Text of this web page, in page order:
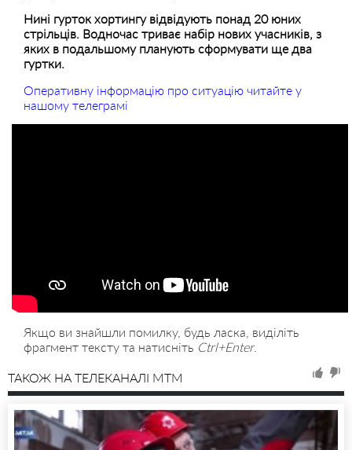
Нині гурток хортингу відвідують понад 20 юних
стрільців. Водночас триває набір нових учасників, з
яких в подальшому планують сформувати ще два
гуртки.
Оперативну інформацію про ситуацію читайте у
нашому телеграмі
Якщо ви знайшли помилку, будь ласка, виділіть
фрагмент тексту та натисніть Ctrl+Enter.
ТАКОЖ НА ТЕЛЕКАНАЛІ MTM